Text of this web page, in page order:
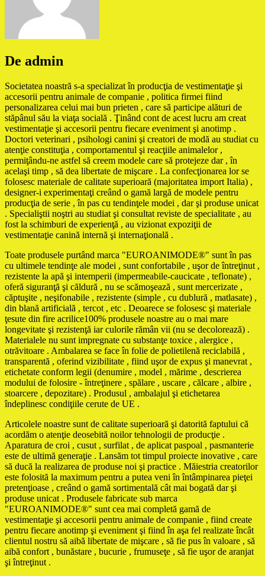
De admin
Societatea noastră s-a specializat în producţia de vestimentaţie şi
accesorii pentru animale de companie , politica firmei fiind
personalizarea celui mai bun prieten , care să participe alături de
stăpânul său la viaţa socială . Ţinând cont de acest lucru am creat
vestimentaţie şi accesorii pentru fiecare eveniment şi anotimp .
Doctori veterinari , psihologi canini şi creatori de modă au studiat cu
atenţie constituţia , comportamentul şi reacţiile animalelor ,
permiţându-ne astfel să creem modele care să protejeze dar , în
acelaşi timp , să dea libertate de mişcare . La confecţionarea lor se
folosesc materiale de calitate superioară (majoritatea import Italia) ,
designer-i experimentaţi creând o gamă largă de modele pentru
producţia de serie , în pas cu tendinţele modei , dar şi produse unicat
. Specialiştii noştri au studiat şi consultat reviste de specialitate , au
fost la schimburi de experienţă , au vizionat expoziţii de
vestimentaţie canină internă şi internaţională .
Toate produsele purtând marca "EUROANIMODE®" sunt în pas
cu ultimele tendinţe ale modei , sunt confortabile , uşor de întreţinut ,
rezistente la apă şi intemperii (impermeabile-caucicate , teflonate) ,
oferă siguranţă şi căldură , nu se scămoşează , sunt mercerizate ,
căptuşite , neşifonabile , rezistente (simple , cu dublură , matlasate) ,
din blană artificială , tercot , etc . Deoarece se folosesc şi materiale
ţesute din fire acrilice100% produsele noastre au o mai mare
longevitate şi rezistenţă iar culorile rămân vii (nu se decolorează) .
Materialele nu sunt impregnate cu substanţe toxice , alergice ,
otrăvitoare . Ambalarea se face în folie de polietilenă reciclabilă ,
transparentă , oferind vizibilitate , fiind uşor de expus şi manevrat ,
etichetate conform legii (denumire , model , mărime , descrierea
modului de folosire - întreţinere , spălare , uscare , călcare , albire ,
stoarcere , depozitare) . Produsul , ambalajul şi etichetarea
îndeplinesc condiţiile cerute de UE .
Articolele noastre sunt de calitate superioară şi datorită faptului că
acordăm o atenţie deosebită noilor tehnologii de producţie .
Aparatura de croi , cusut , surfilat , de aplicat paspoal , pasmanterie
este de ultimă generaţie . Lansăm tot timpul proiecte inovative , care
să ducă la realizarea de produse noi şi practice . Măiestria creatorilor
este folosită la maximum pentru a putea veni în întâmpinarea pieţei
pretenţioase , creând o gamă sortimentală cât mai bogată dar şi
produse unicat . Produsele fabricate sub marca
"EUROANIMODE®" sunt cea mai completă gamă de
vestimentaţie şi accesorii pentru animale de companie , fiind create
pentru fiecare anotimp şi eveniment şi fiind în aşa fel realizate încât
clientul nostru să aibă libertate de mişcare , să fie pus în valoare , să
aibă confort , bunăstare , bucurie , frumuseţe , să fie uşor de aranjat
şi întreţinut .